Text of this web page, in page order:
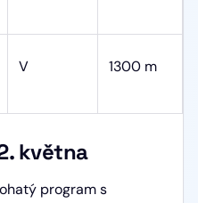
V 1300 m
května
program s